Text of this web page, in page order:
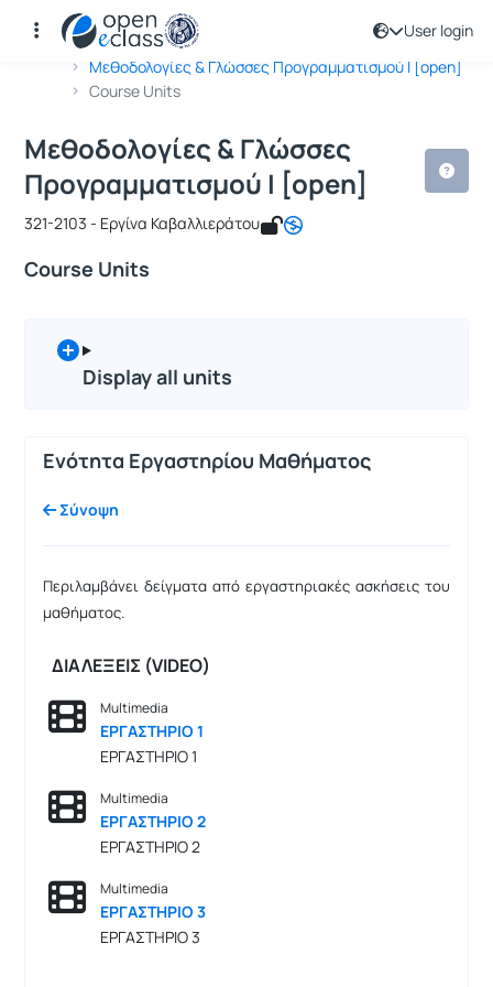
User login
Αρχική Σελίδα
Μεθοδολογίες & Γλώσσες Προγραμματισμού Ι [open]
Course Units
Course : Μεθοδολογίες & Γλώσσες
Course code : ICSD128
Μεθοδολογίες & Γλώσσες
Προγραμματισμού Ι [open]
321-2103 - Εργίνα Καβαλλιεράτου
Course Units
Display all units
Ενότητα Εργαστηρίου Μαθήματος
Σύνοψη
Περιλαμβάνει δείγματα από εργαστηριακές ασκήσεις του
μαθήματος.
ΔΙΑΛΕΞΕΙΣ (VIDEO)
Multimedia
ΕΡΓΑΣΤΗΡΙΟ 1
ΕΡΓΑΣΤΗΡΙΟ 1
Multimedia
ΕΡΓΑΣΤΗΡΙΟ 2
ΕΡΓΑΣΤΗΡΙΟ 2
Multimedia
ΕΡΓΑΣΤΗΡΙΟ 3
ΕΡΓΑΣΤΗΡΙΟ 3